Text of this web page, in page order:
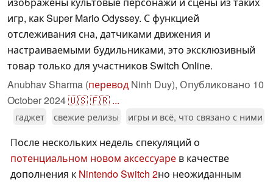
игр, как Super Mario Odyssey. С функцией
отслеживания сна, датчиками движения и
настраиваемыми будильниками, это эксклюзивный
товар только для участников Switch Online.
Anubhav Sharma (перевод Ninh Duy), Опубликовано 10
October 2024🇺🇸🇫🇷 ...
гаджет свежие релизы игры и всё, что связано с ними
После нескольких недель спекуляций о
потенциальном новом аксессуаре в качестве
дополнения к Nintendo Switch 2но неожиданным